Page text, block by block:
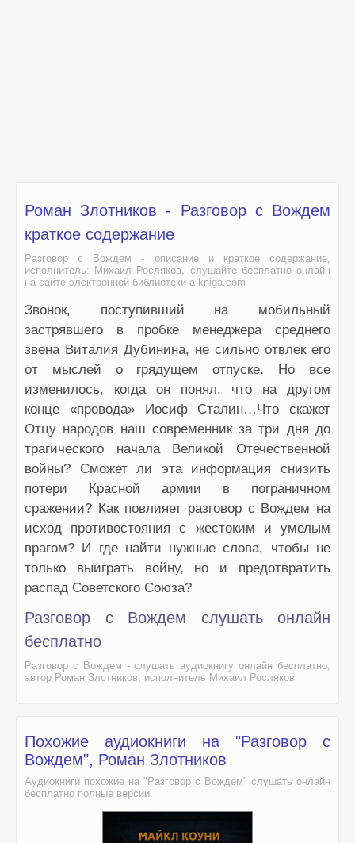
Роман Злотников - Разговор с Вождем
краткое содержание
Разговор с Вождем - описание и краткое содержание,
исполнитель: Михаил Росляков, слушайте бесплатно онлайн
на сайте электронной библиотеки a-kniga.com
Звонок, поступивший на мобильный
застрявшего в пробке менеджера среднего
звена Виталия Дубинина, не сильно отвлек его
от мыслей о грядущем отпуске. Но все
изменилось, когда он понял, что на другом
конце «провода» Иосиф Сталин…Что скажет
Отцу народов наш современник за три дня до
трагического начала Великой Отечественной
войны? Сможет ли эта информация снизить
потери Красной армии в пограничном
сражении? Как повлияет разговор с Вождем на
исход противостояния с жестоким и умелым
врагом? И где найти нужные слова, чтобы не
только выиграть войну, но и предотвратить
распад Советского Союза?
Разговор с Вождем слушать онлайн
бесплатно
Разговор с Вождем - слушать аудиокнигу онлайн бесплатно,
автор Роман Злотников, исполнитель Михаил Росляков
Похожие аудиокниги на "Разговор с
Вождем", Роман Злотников
Аудиокниги похожие на "Разговор с Вождем" слушать онлайн
бесплатно полные версии.